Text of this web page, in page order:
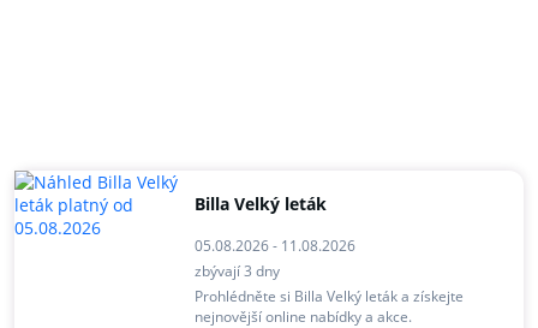
Billa Velký leták
05.08.2026 - 11.08.2026
zbývají 3 dny
Prohlédněte si Billa Velký leták a získejte
nejnovější online nabídky a akce.